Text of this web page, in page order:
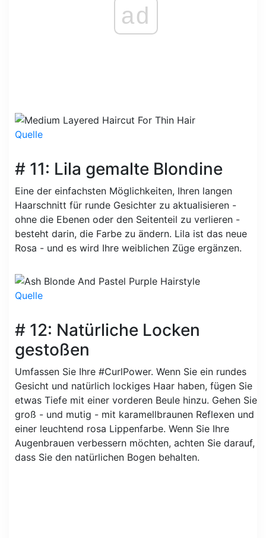
ad
Quelle
# 11: Lila gemalte Blondine
Eine der einfachsten Möglichkeiten, Ihren langen
Haarschnitt für runde Gesichter zu aktualisieren -
ohne die Ebenen oder den Seitenteil zu verlieren -
besteht darin, die Farbe zu ändern. Lila ist das neue
Rosa - und es wird Ihre weiblichen Züge ergänzen.
Quelle
# 12: Natürliche Locken
gestoßen
Umfassen Sie Ihre #CurlPower. Wenn Sie ein rundes
Gesicht und natürlich lockiges Haar haben, fügen Sie
etwas Tiefe mit einer vorderen Beule hinzu. Gehen Sie
groß - und mutig - mit karamellbraunen Reflexen und
einer leuchtend rosa Lippenfarbe. Wenn Sie Ihre
Augenbrauen verbessern möchten, achten Sie darauf,
dass Sie den natürlichen Bogen behalten.